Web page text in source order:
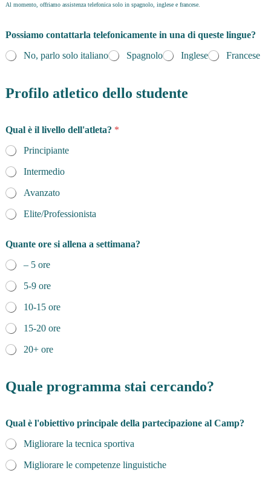
Al momento, offriamo assistenza telefonica solo in spagnolo, inglese e francese.
Possiamo contattarla telefonicamente in una di queste lingue?
No, parlo solo italiano
Spagnolo Inglese Francese
Profilo atletico dello studente
Qual è il livello dell'atleta? *
Principiante
Intermedio
Avanzato
Elite/Professionista
Quante ore si allena a settimana?
– 5 ore
5-9 ore
10-15 ore
15-20 ore
20+ ore
Quale programma stai cercando?
Qual è l'obiettivo principale della partecipazione al Camp?
Migliorare la tecnica sportiva
Migliorare le competenze linguistiche